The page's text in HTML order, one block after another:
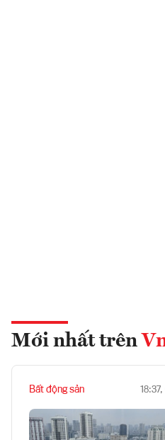
Mới nhất trên
Bất động sản